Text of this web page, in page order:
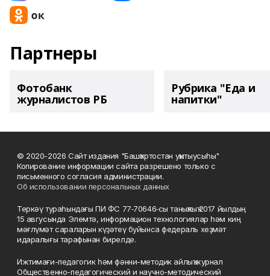
Партнеры
Фотобанк
журналистов РБ
Рубрика "Еда и
напитки"
© 2020-2026 Сайт издания "Башҡортостан уҡытыусыһы"
Копирование информации сайта разрешено только с
письменного согласия администрации.
Об использовании персональных данных
Теркәү тураһындағы ПИ ФС 77‑70646‑сы таныҡлыҡ 2017 йылдың
15 авгусында Элемтә, информацион технологиялар һәм киң
мәғлүмәт сараларын күҙәтеү буйынса федераль хеҙмәт
идаралығы тарафынан бирелде.
Ижтимағи-педагогик һәм фәнни-методик айлыҡ журнал
Общественно-педагогический и научно-методический